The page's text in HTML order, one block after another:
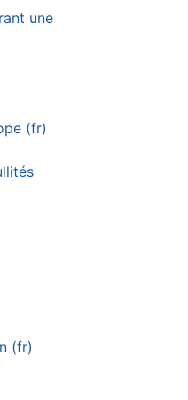
une
(fr)
(fr)